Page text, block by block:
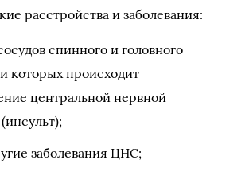
расстройства и заболевания:
спинного и головного
которых происходит
центральной нервной
заболевания ЦНС;